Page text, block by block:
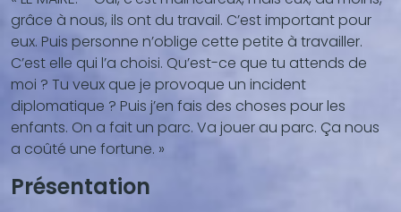
contenu
(texte,
vidéo,
...)
grâce à nous, ils ont du travail. C’est important pour
eux. Puis personne n’oblige cette petite à travailler.
C’est elle qui l’a choisi. Qu’est-ce que tu attends de
moi ? Tu veux que je provoque un incident
diplomatique ? Puis j’en fais des choses pour les
enfants. On a fait un parc. Va jouer au parc. Ça nous
a coûté une fortune. »
Présentation